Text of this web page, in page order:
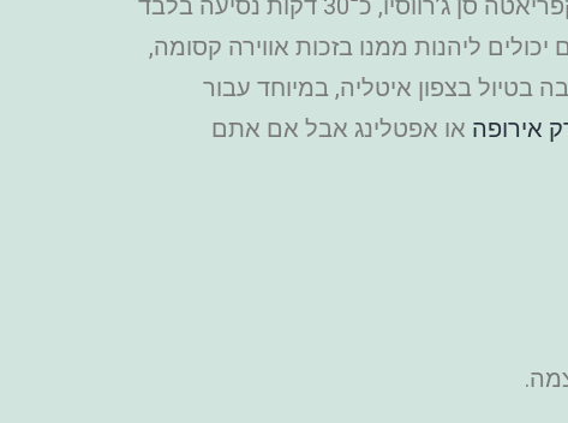
ליהנות ממנו בזכות אווירה קסומה,
בטיול בצפון איטליה, במיוחד עבור
אירופה או אפטלינג אבל אם אתם